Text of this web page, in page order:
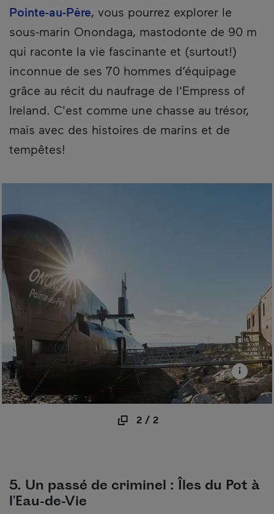
Pointe-au-Père, vous pourrez explorer le
sous-marin Onondaga, mastodonte de 90 m
qui raconte la vie fascinante et (surtout!)
inconnue de ses 70 hommes d’équipage
grâce au récit du naufrage de l'Empress of
Ireland. C'est comme une chasse au trésor,
mais avec des histoires de marins et de
tempêtes!
2/ 2
5. Un passé de criminel : Îles du Pot à
l'Eau-de-Vie